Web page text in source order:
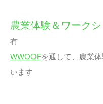
農業体験＆ワークシ
有
WWOOFを通して、農業
います